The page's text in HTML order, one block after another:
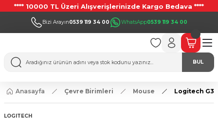
**** 10000 TL Üzeri Alışverişlerinizde Kargo Bedava ****
Bizi Arayın0539 119 34 00 WhatsApp0539 119 34 00
BUL
Anasayfa Çevre Birimleri Mouse Logitech
LOGITECH